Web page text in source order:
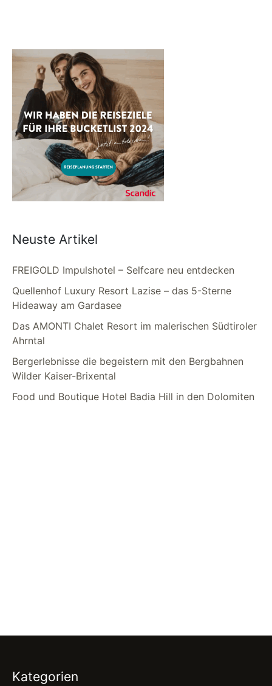
Neuste Artikel
FREIGOLD Impulshotel – Selfcare neu entdecken
Quellenhof Luxury Resort Lazise – das 5-Sterne
Hideaway am Gardasee
Das AMONTI Chalet Resort im malerischen Südtiroler
Ahrntal
Bergerlebnisse die begeistern mit den Bergbahnen
Wilder Kaiser-Brixental
Food und Boutique Hotel Badia Hill in den Dolomiten
Kategorien